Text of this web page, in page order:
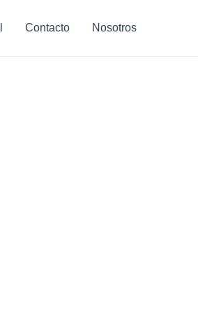
Contacto Nosotros